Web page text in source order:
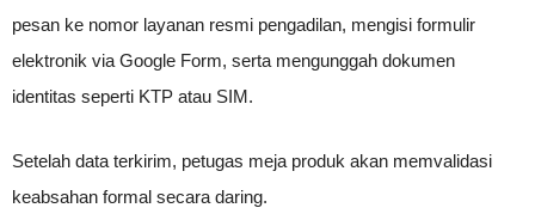
pesan ke nomor layanan resmi pengadilan, mengisi formulir
elektronik via Google Form, serta mengunggah dokumen
identitas seperti KTP atau SIM.
Setelah data terkirim, petugas meja produk akan memvalidasi
keabsahan formal secara daring.